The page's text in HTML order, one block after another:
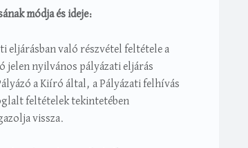
módja és ideje:
eljárásban való részvétel feltétele a
jelen nyilvános pályázati eljárás
a Kiíró által, a Pályázati felhívás
feltételek tekintetében
vissza.